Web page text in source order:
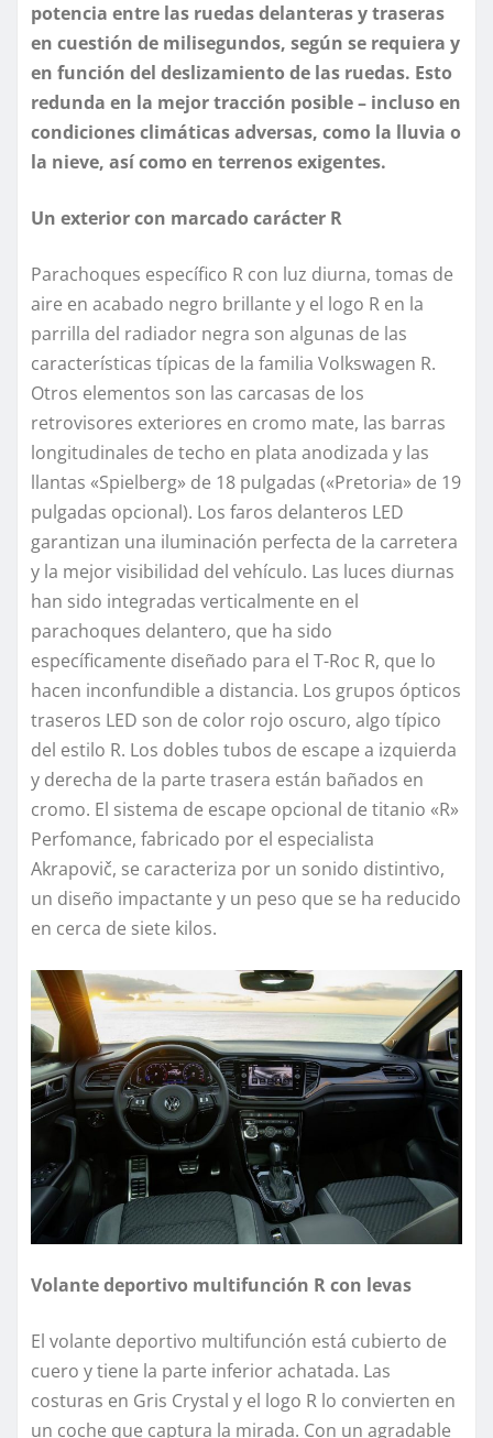
potencia entre las ruedas delanteras y traseras
en cuestión de milisegundos, según se requiera y
en función del deslizamiento de las ruedas. Esto
redunda en la mejor tracción posible – incluso en
condiciones climáticas adversas, como la lluvia o
la nieve, así como en terrenos exigentes.
Un exterior con marcado carácter R
Parachoques específico R con luz diurna, tomas de
aire en acabado negro brillante y el logo R en la
parrilla del radiador negra son algunas de las
características típicas de la familia Volkswagen R.
Otros elementos son las carcasas de los
retrovisores exteriores en cromo mate, las barras
longitudinales de techo en plata anodizada y las
llantas «Spielberg» de 18 pulgadas («Pretoria» de 19
pulgadas opcional). Los faros delanteros LED
garantizan una iluminación perfecta de la carretera
y la mejor visibilidad del vehículo. Las luces diurnas
han sido integradas verticalmente en el
parachoques delantero, que ha sido
específicamente diseñado para el T-Roc R, que lo
hacen inconfundible a distancia. Los grupos ópticos
traseros LED son de color rojo oscuro, algo típico
del estilo R. Los dobles tubos de escape a izquierda
y derecha de la parte trasera están bañados en
cromo. El sistema de escape opcional de titanio «R»
Perfomance, fabricado por el especialista
Akrapovič, se caracteriza por un sonido distintivo,
un diseño impactante y un peso que se ha reducido
en cerca de siete kilos.
Volante deportivo multifunción R con levas
El volante deportivo multifunción está cubierto de
cuero y tiene la parte inferior achatada. Las
costuras en Gris Crystal y el logo R lo convierten en
un coche que captura la mirada. Con un agradable